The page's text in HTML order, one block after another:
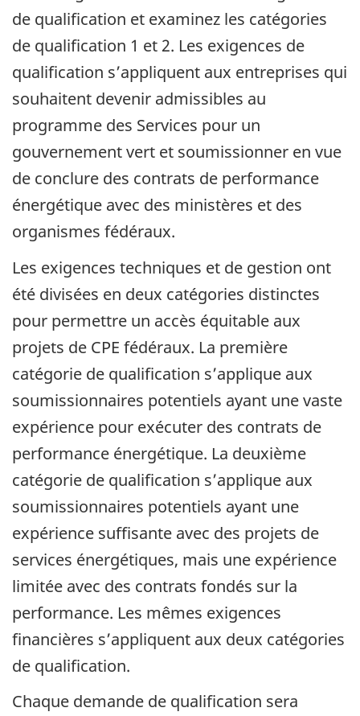
de qualification et examinez les catégories
de qualification 1 et 2. Les exigences de
qualification s’appliquent aux entreprises qui
souhaitent devenir admissibles au
programme des Services pour un
gouvernement vert et soumissionner en vue
de conclure des contrats de performance
énergétique avec des ministères et des
organismes fédéraux.
Les exigences techniques et de gestion ont
été divisées en deux catégories distinctes
pour permettre un accès équitable aux
projets de CPE fédéraux. La première
catégorie de qualification s’applique aux
soumissionnaires potentiels ayant une vaste
expérience pour exécuter des contrats de
performance énergétique. La deuxième
catégorie de qualification s’applique aux
soumissionnaires potentiels ayant une
expérience suffisante avec des projets de
services énergétiques, mais une expérience
limitée avec des contrats fondés sur la
performance. Les mêmes exigences
financières s’appliquent aux deux catégories
de qualification.
Chaque demande de qualification sera